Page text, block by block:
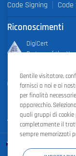
Code Signing
Code
Riconoscimenti
DigiCert
Partner of the
Outstanding Sales
2022
Gentile visitatore,
fornisci a noi e ai
per finalità
apparecchio.
quali gruppi di
completamente il
sempre memorizzati